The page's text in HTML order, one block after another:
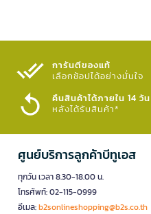
การันตีของแท้
เลือกช้อปได้อย่างมั่นใจ​
คืนสินค้าได้ภายใน 14 วัน
หลังได้รับสินค้า*
ศูนย์บริการลูกค้าบีทูเอส
ทุกวัน เวลา 8.30-18.00 น.
โทรศัพท์: 02-115-0999
อีเมล:b2sonlineshopping@b2s.co.th